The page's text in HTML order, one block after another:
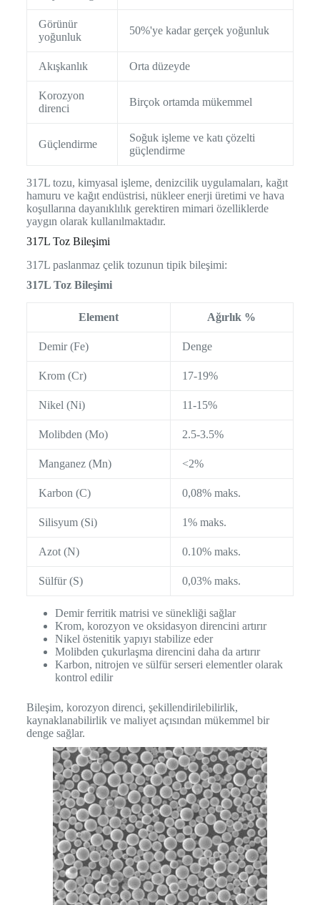
Görünür
yoğunluk
50%'ye kadar gerçek yoğunluk
Akışkanlık Orta düzeyde
Korozyon
direnci
Birçok ortamda mükemmel
Güçlendirme
Soğuk işleme ve katı çözelti
güçlendirme
317L tozu, kimyasal işleme, denizcilik uygulamaları, kağıt
hamuru ve kağıt endüstrisi, nükleer enerji üretimi ve hava
koşullarına dayanıklılık gerektiren mimari özelliklerde
yaygın olarak kullanılmaktadır.
317L Toz Bileşimi
317L paslanmaz çelik tozunun tipik bileşimi:
317L Toz Bileşimi
Element Ağırlık %
Demir (Fe) Denge
Krom (Cr) 17-19%
Nikel (Ni) 11-15%
Molibden (Mo) 2.5-3.5%
Manganez (Mn) <2%
Karbon (C) 0,08% maks.
Silisyum (Si) 1% maks.
Azot (N) 0.10% maks.
Sülfür (S) 0,03% maks.
Demir ferritik matrisi ve sünekliği sağlar
Krom, korozyon ve oksidasyon direncini artırır
Nikel östenitik yapıyı stabilize eder
Molibden çukurlaşma direncini daha da artırır
Karbon, nitrojen ve sülfür serseri elementler olarak
kontrol edilir
Bileşim, korozyon direnci, şekillendirilebilirlik,
kaynaklanabilirlik ve maliyet açısından mükemmel bir
denge sağlar.